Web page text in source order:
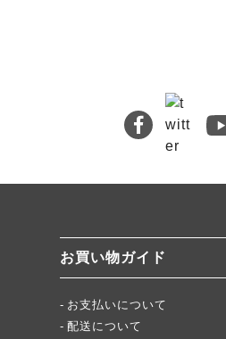
熊本地震義援金について
キムチバイキングはお得です！
牡蠣ジュルカレー、絶品中の絶品!
絶品チャーシュー、おすすめ！
「頂・その先」圧倒的美味！
お買い物ガイド
お支払いについて
配送について